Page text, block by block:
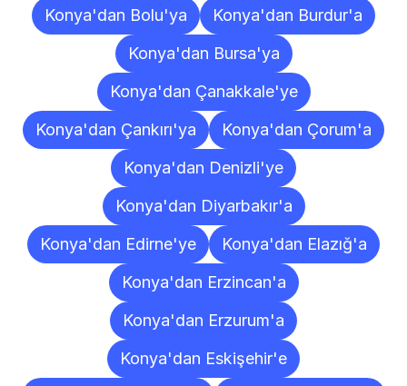
Konya'dan Bolu'ya
Konya'dan Burdur'a
Konya'dan Bursa'ya
Konya'dan Çanakkale'ye
Konya'dan Çankırı'ya
Konya'dan Çorum'a
Konya'dan Denizli'ye
Konya'dan Diyarbakır'a
Konya'dan Edirne'ye
Konya'dan Elazığ'a
Konya'dan Erzincan'a
Konya'dan Erzurum'a
Konya'dan Eskişehir'e